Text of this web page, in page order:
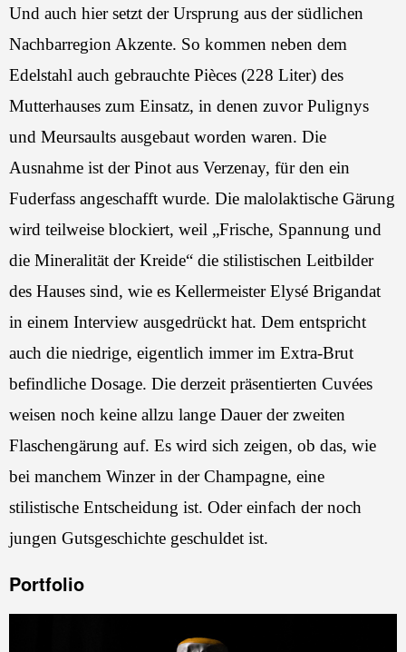
Und auch hier setzt der Ursprung aus der südlichen
Nachbarregion Akzente. So kommen neben dem
Edelstahl auch gebrauchte Pièces (228 Liter) des
Mutterhauses zum Einsatz, in denen zuvor Pulignys
und Meursaults ausgebaut worden waren. Die
Ausnahme ist der Pinot aus Verzenay, für den ein
Fuderfass angeschafft wurde. Die malolaktische Gärung
wird teilweise blockiert, weil „Frische, Spannung und
die Mineralität der Kreide“ die stilistischen Leitbilder
des Hauses sind, wie es Kellermeister Elysé Brigandat
in einem Interview ausgedrückt hat. Dem entspricht
auch die niedrige, eigentlich immer im Extra-Brut
befindliche Dosage. Die derzeit präsentierten Cuvées
weisen noch keine allzu lange Dauer der zweiten
Flaschengärung auf. Es wird sich zeigen, ob das, wie
bei manchem Winzer in der Champagne, eine
stilistische Entscheidung ist. Oder einfach der noch
jungen Gutsgeschichte geschuldet ist.
Portfolio